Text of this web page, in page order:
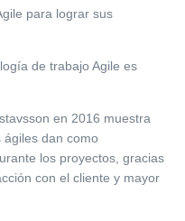
para lograr sus
de trabajo Agile es
en 2016 muestra
dan como
los proyectos, gracias
con el cliente y mayor